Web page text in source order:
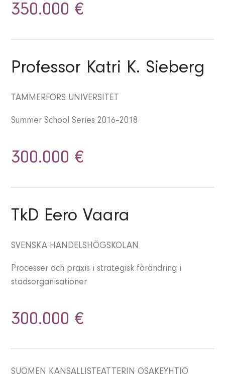
350.000 €
Professor Katri K. Sieberg
TAMMERFORS UNIVERSITET
Summer School Series 2016–2018
300.000 €
TkD Eero Vaara
SVENSKA HANDELSHÖGSKOLAN
Processer och praxis i strategisk förändring i
stadsorganisationer
300.000 €
SUOMEN KANSALLISTEATTERIN OSAKEYHTIÖ